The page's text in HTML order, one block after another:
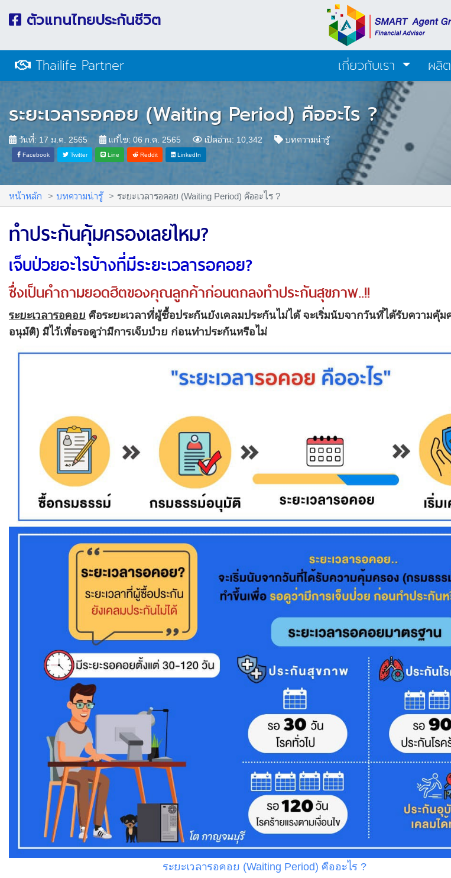
ตัวแทนไทยประกันชีวิต
Thailife Partner เกี่ยวกับเรา ผลิ
ระยะเวลารอคอย (Waiting Period) คืออะไร ?
วันที่: 17 ม.ค. 2565 แก้ไข: 06 ก.ค. 2565 เปิดอ่าน: 10,342 บทความน่ารู้
Facebook Twitter Line Reddit LinkedIn
หน้าหลัก บทความน่ารู้ ระยะเวลารอคอย (Waiting Period) คืออะไร ?
ทำประกันคุ้มครองเลยไหม?
เจ็บป่วยอะไรบ้างที่มีระยะเวลารอคอย?
ซึ่งเป็นคำถามยอดฮิตของคุณลูกค้าก่อนตกลงทำประกันสุขภาพ..!!
ระยะเวลารอคอย คือระยะเวลาที่ผู้ซื้อประกันยังเคลมประกันไม่ได้ จะเริ่มนับจากวันที่ได้รับความคุ้ม
อนุมัติ) มีไว้เพื่อรอดูว่ามีการเจ็บป่วย ก่อนทำประกันหรือไม่
ระยะเวลารอคอย (Waiting Period) คืออะไร ?